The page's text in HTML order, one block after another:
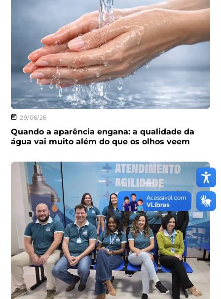
29/06/26
Quando a aparência engana: a qualidade da
água vai muito além do que os olhos veem